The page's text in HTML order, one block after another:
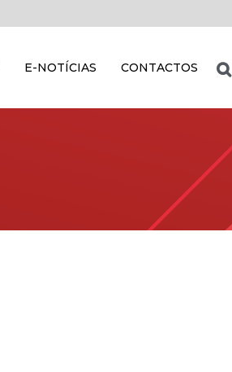
E-NOTÍCIAS CONTACTOS